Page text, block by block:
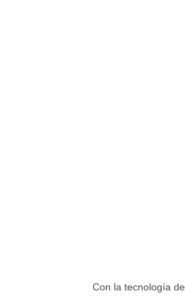
Con la tecnología de